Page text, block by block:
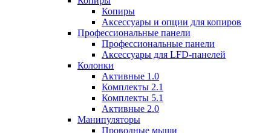
Копиры
Аксессуары и опции для копиров
Профессиональные панели
Профессиональные панели
Аксессуары для LFD-панелей
Колонки
Активные 1.0
Комплекты 2.1
Комплекты 5.1
Активные 2.0
Манипуляторы
Проводные мыши